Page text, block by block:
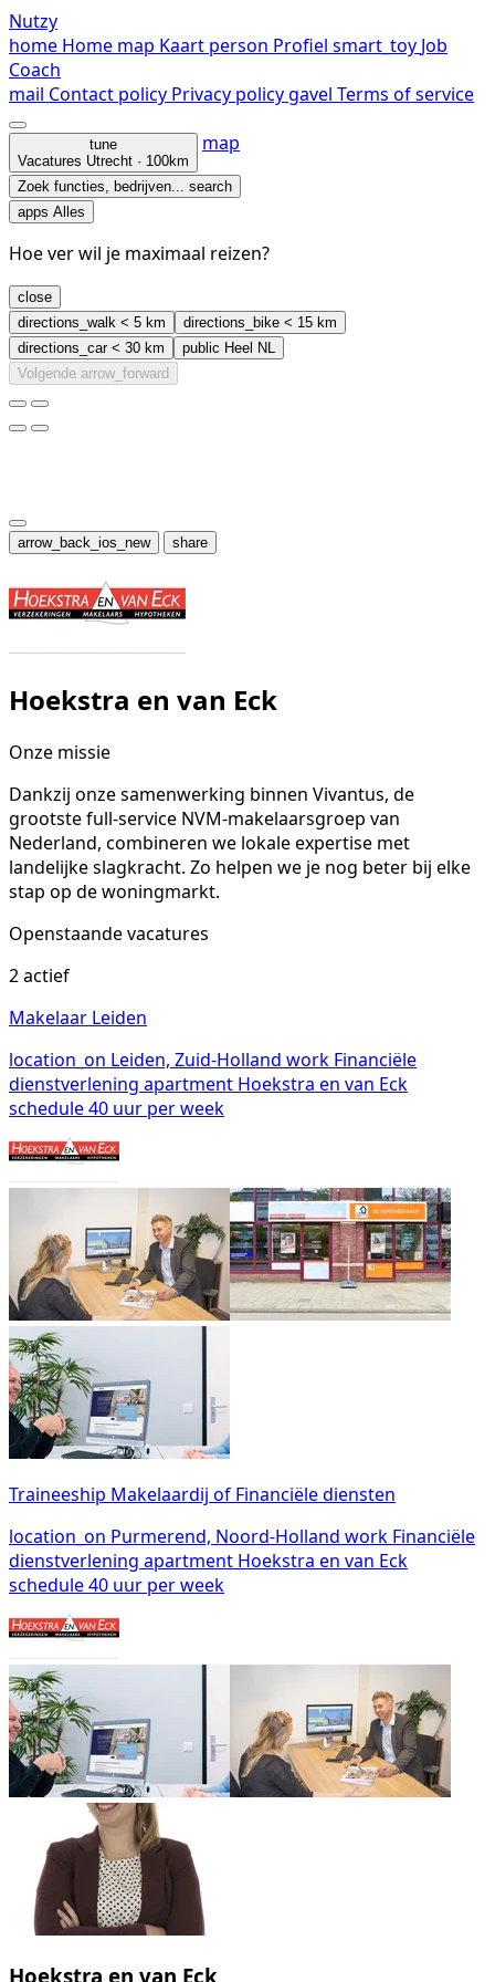
Nutzy
home Home map Kaart person Profiel smart_toy Job
Coach
mail Contact policy Privacy policygavel Terms of service
tune
Vacatures Utrecht · 100km
map
Zoek functies, bedrijven... search
apps Alles
Hoe ver wil je maximaal reizen?
close
directions_walk < 5 km directions_bike < 15 km
directions_car< 30 km public Heel NL
Volgende arrow_forward
arrow_back_ios_new share
Hoekstra en van Eck
Onze missie
Dankzij onze samenwerking binnen Vivantus, de
grootste full-service NVM-makelaarsgroep van
Nederland, combineren we lokale expertise met
landelijke slagkracht. Zo helpen we je nog beter bij elke
stap op de woningmarkt.
Openstaande vacatures
2 actief
Makelaar Leiden
location_on Leiden, Zuid-Holland work Financiële
dienstverlening apartment Hoekstra en van Eck
schedule40 uur per week
Traineeship Makelaardij of Financiële diensten
location_on Purmerend, Noord-Holland work Financiële
dienstverlening apartment Hoekstra en van Eck
schedule40 uur per week
Hoekstra en van Eck